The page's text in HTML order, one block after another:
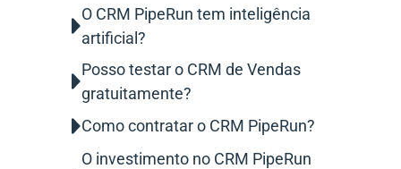
O CRM PipeRun tem inteligência
artificial?
Posso testar o CRM de Vendas
gratuitamente?
Como contratar o CRM PipeRun?
O investimento no CRM PipeRun